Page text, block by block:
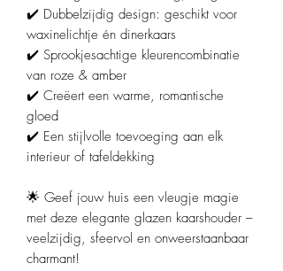
✔️ Dubbelzijdig design: geschikt voor
waxinelichtje én dinerkaars
✔️ Sprookjesachtige kleurencombinatie
van roze & amber
✔️ Creëert een warme, romantische
gloed
✔️ Een stijlvolle toevoeging aan elk
interieur of tafeldekking
🌟 Geef jouw huis een vleugje magie
met deze elegante glazen kaarshouder –
veelzijdig, sfeervol en onweerstaanbaar
charmant!